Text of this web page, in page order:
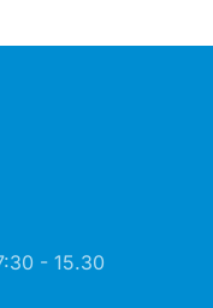
- 15.30